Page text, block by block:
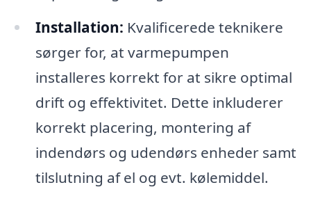
Installation: Kvalificerede teknikere
sørger for, at varmepumpen
installeres korrekt for at sikre optimal
drift og effektivitet. Dette inkluderer
korrekt placering, montering af
indendørs og udendørs enheder samt
tilslutning af el og evt. kølemiddel.